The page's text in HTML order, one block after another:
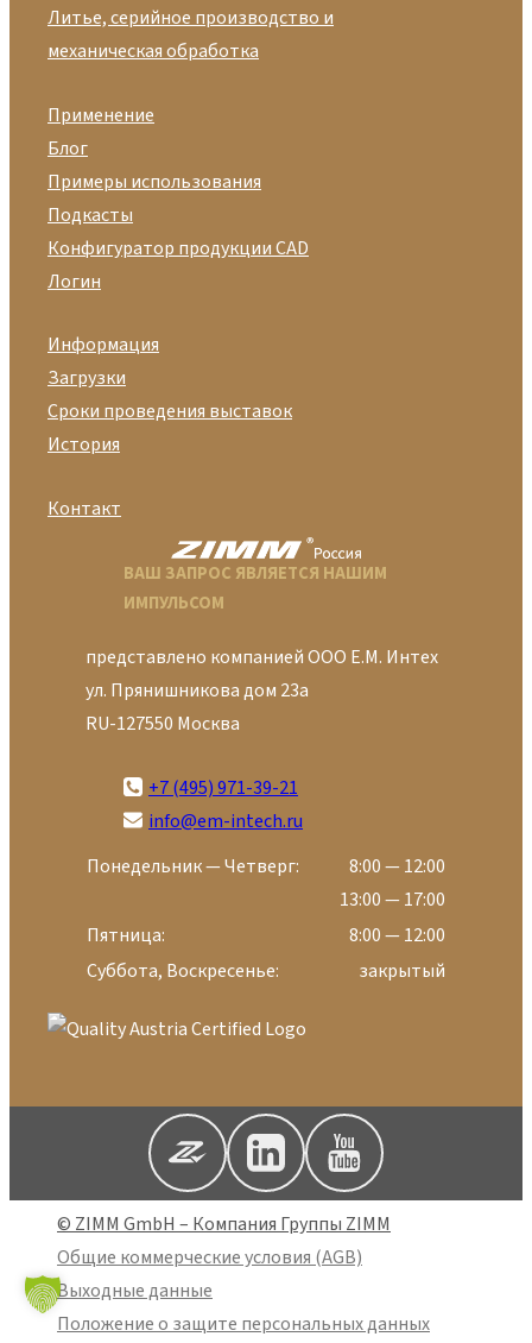
Литье, серийное производство и
механическая обработка
Применение
Блог
Примеры использования
Подкасты
Конфигуратор продукции CAD
Логин
Информация
Загрузки
Сроки проведения выставок
История
Контакт
ВАШ ЗАПРОС ЯВЛЯЕТСЯ НАШИМ
ИМПУЛЬСОМ
представлено компанией ООО Е.М. Интех
ул. Прянишникова дом 23а
RU-127550 Москва
+7 (495) 971-39-21
info@em-intech.ru
Понедельник — Четверг:
8:00 — 12:00
13:00 — 17:00
Пятница:
8:00 — 12:00
Суббота, Воскресенье:
закрытый
© ZIMM GmbH – Компания Группы ZIMM
Общие коммерческие условия (AGB)
Выходные данные
Положение о защите персональных данных